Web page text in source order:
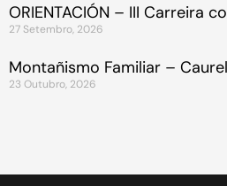
ORIENTACIÓN – III Carreira
27 Setembro, 2026
Montañismo Familiar –
23 Outubro, 2026